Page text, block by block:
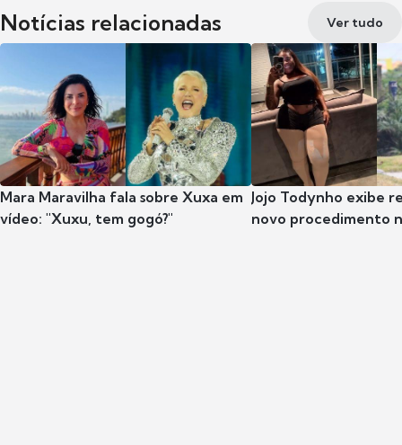
Notícias relacionadas Ver tudo
Mara Maravilha fala sobre Xuxa em
vídeo: "Xuxu, tem gogó?"
Jojo Todynho exibe
novo procedimento